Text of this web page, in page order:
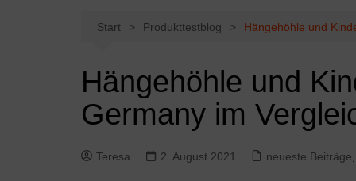
Start Produkttestblog Hängehöhle und
Hängehöhle und
Germany im
Teresa 2. August 2021 neueste Beiträge